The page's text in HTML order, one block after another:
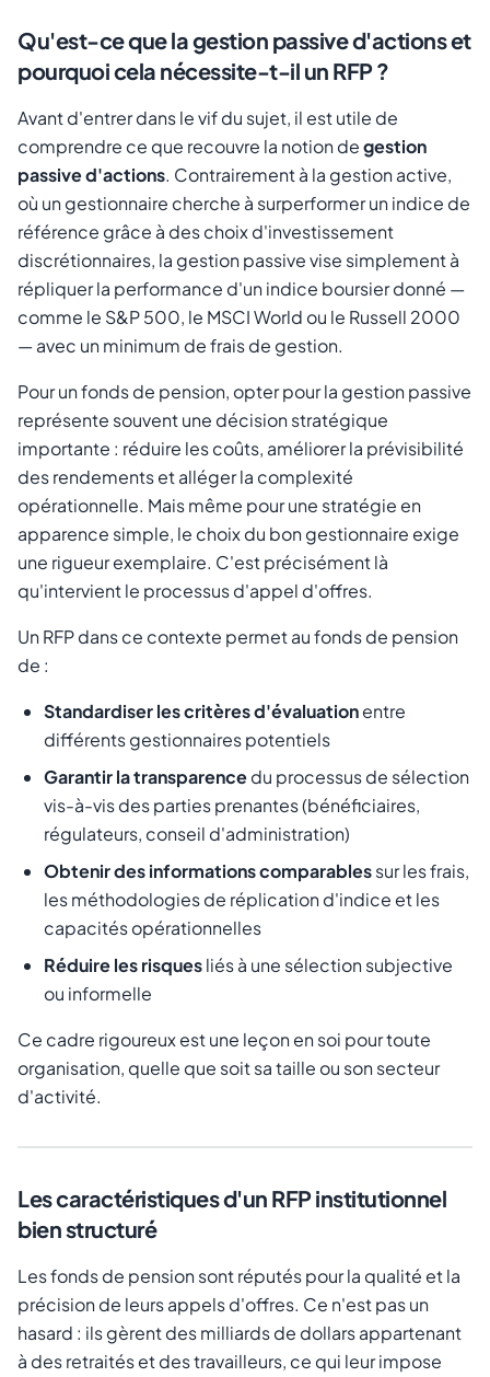
Qu'est-ce que la gestion passive d'actions et
pourquoi cela nécessite-t-il un RFP ?
Avant d'entrer dans le vif du sujet, il est utile de
comprendre ce que recouvre la notion degestion
passive d'actions. Contrairement à la gestion active,
où un gestionnaire cherche à surperformer un indice de
référence grâce à des choix d'investissement
discrétionnaires, la gestion passive vise simplement à
répliquer la performance d'un indice boursier donné —
comme le S&P 500, le MSCI World ou le Russell 2000
— avec un minimum de frais de gestion.
Pour un fonds de pension, opter pour la gestion passive
représente souvent une décision stratégique
importante : réduire les coûts, améliorer la prévisibilité
des rendements et alléger la complexité
opérationnelle. Mais même pour une stratégie en
apparence simple, le choix du bon gestionnaire exige
une rigueur exemplaire. C'est précisément là
qu'intervient le processus d'appel d'offres.
Un RFP dans ce contexte permet au fonds de pension
de :
Standardiser les critères d'évaluationentre
différents gestionnaires potentiels
Garantir la transparencedu processus de sélection
vis-à-vis des parties prenantes (bénéficiaires,
régulateurs, conseil d'administration)
Obtenir des informations comparablessur les frais,
les méthodologies de réplication d'indice et les
capacités opérationnelles
Réduire les risquesliés à une sélection subjective
ou informelle
Ce cadre rigoureux est une leçon en soi pour toute
organisation, quelle que soit sa taille ou son secteur
d'activité.
Les caractéristiques d'un RFP institutionnel
bien structuré
Les fonds de pension sont réputés pour la qualité et la
précision de leurs appels d'offres. Ce n'est pas un
hasard : ils gèrent des milliards de dollars appartenant
à des retraités et des travailleurs, ce qui leur impose